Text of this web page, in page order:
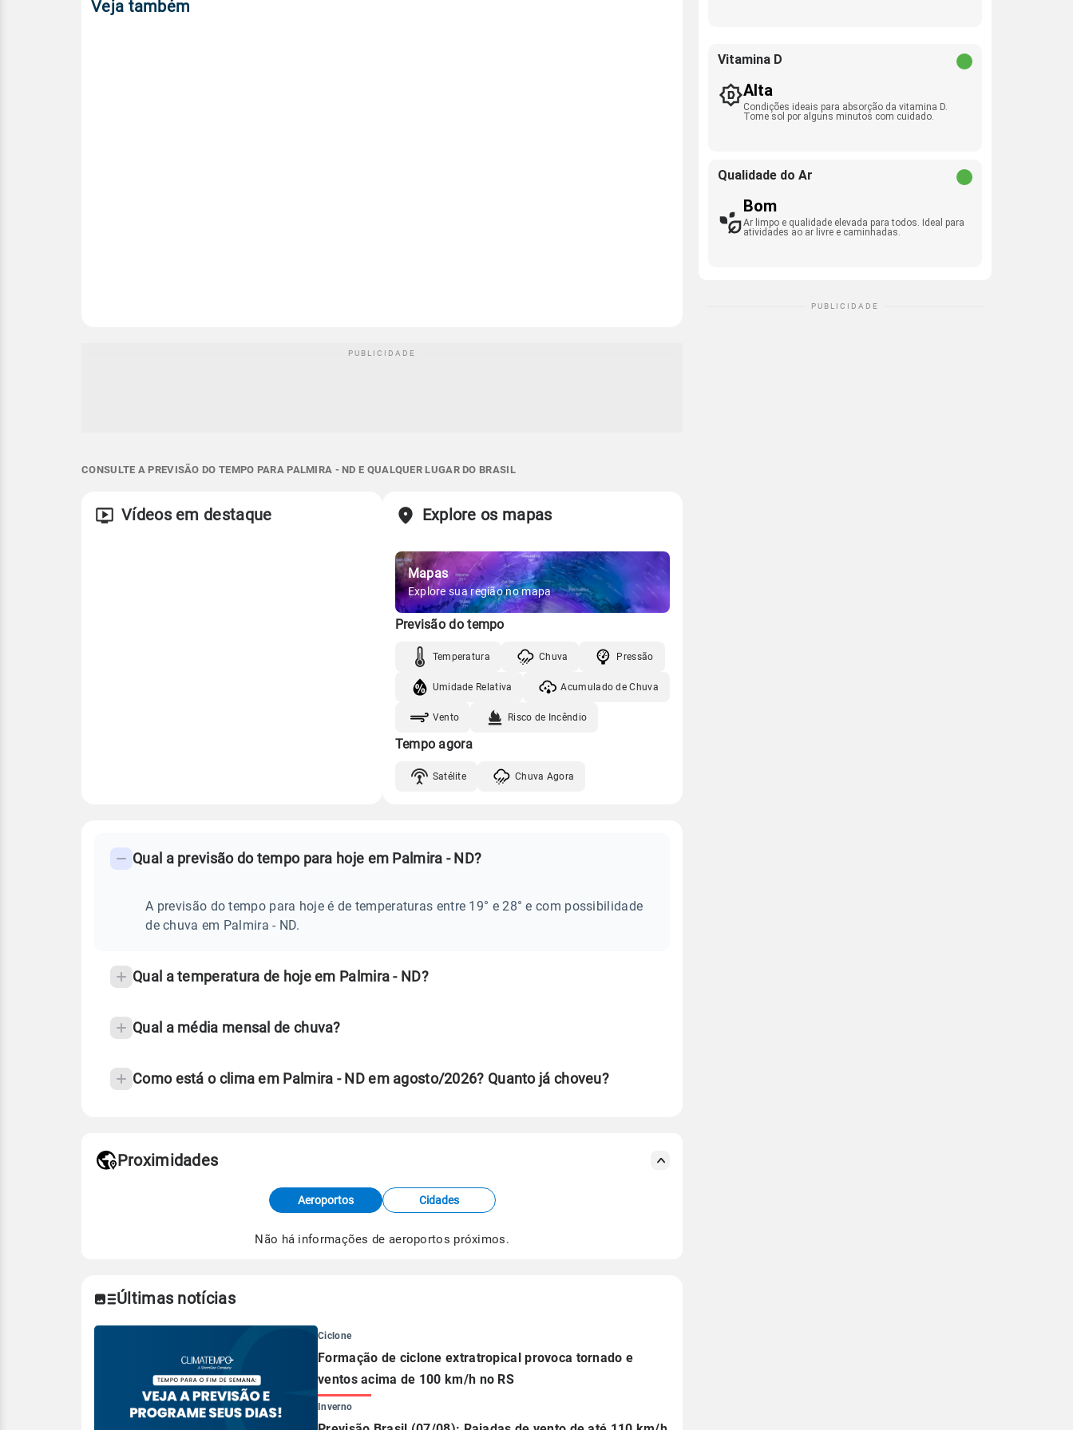
Veja também
CONSULTE A PREVISÃO DO TEMPO PARA PALMIRA - ND E QUALQUER LUGAR DO BRASIL
Vídeos em destaque Explore os mapas
Mapas
Explore sua região no mapa
Previsão do tempo
Temperatura Chuva Pressão
Umidade Relativa Acumulado de Chuva
Vento Risco de Incêndio
Tempo agora
Satélite Chuva Agora
PREVISÃO
frequentes
temperatura
Qual a previsão do tempo para hoje em Palmira - ND?
A previsão do tempo para hoje é de temperaturas entre 19° e 28° e com possibilidade
de chuva em Palmira - ND.
Qual a temperatura de hoje em Palmira - ND?
Qual a média mensal de chuva?
Como está o clima em Palmira - ND em agosto/2026? Quanto já choveu?
de Tempo e Estudos Climáticos (CPTEC).
Proximidades
Aeroportos Cidades
Não há informações de aeroportos próximos.
Últimas notícias
Ciclone
Formação de ciclone extratropical provoca tornado e
ventos acima de 100 km/h no RS
Inverno
Vitamina D
Alta
Condições ideais para absorção da vitamina D.
Tome sol por alguns minutos com cuidado.
Qualidade do Ar
Bom
Ar limpo e qualidade elevada para todos. Ideal para
atividades ao ar livre e caminhadas.